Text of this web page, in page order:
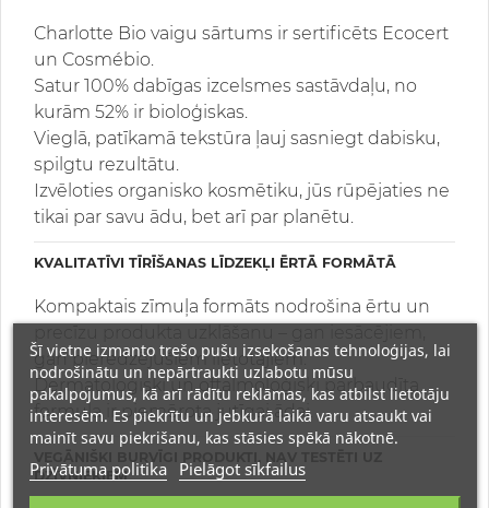
Charlotte Bio vaigu sārtums ir sertificēts Ecocert
un Cosmébio.
Satur 100% dabīgas izcelsmes sastāvdaļu, no
kurām 52% ir bioloģiskas.
Vieglā, patīkamā tekstūra ļauj sasniegt dabisku,
spilgtu rezultātu.
Izvēloties organisko kosmētiku, jūs rūpējaties ne
tikai par savu ādu, bet arī par planētu.
KVALITATĪVI TĪRĪŠANAS LĪDZEKĻI ĒRTĀ FORMĀTĀ
Kompaktais zīmuļa formāts nodrošina ērtu un
gan pieredzējušiem lietotājiem.
Dermatoloģiski un oftalmoloģiski pārbaudīta
formula ir piemērota jutīgai ādai.
DZĪVNIEKIEM
Šī vietne izmanto trešo pušu izsekošanas tehnoloģijas, lai
nodrošinātu un nepārtraukti uzlabotu mūsu
pakalpojumus, kā arī rādītu reklāmas, kas atbilst lietotāju
interesēm. Es piekrītu un jebkurā laikā varu atsaukt vai
mainīt savu piekrišanu, kas stāsies spēkā nākotnē.
Privātuma politika Pielāgot sīkfailus